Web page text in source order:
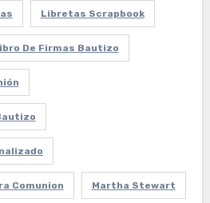
Libretas Scrapbook
De Firmas Bautizo
Comunion Martha Stewart